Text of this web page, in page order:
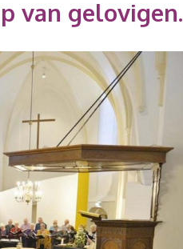
van gelovigen.